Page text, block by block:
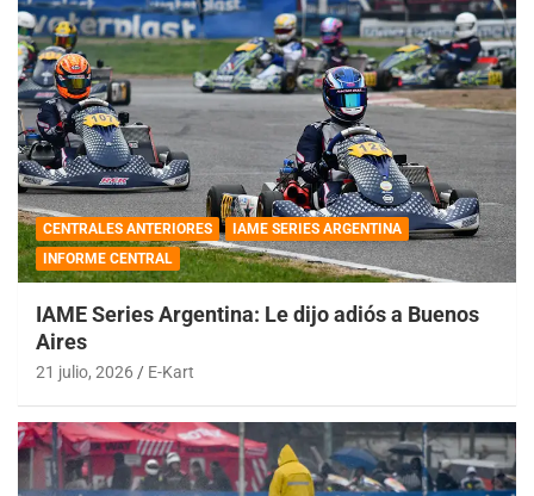
CENTRALES ANTERIORES
IAME SERIES ARGENTINA
INFORME CENTRAL
IAME Series Argentina: Le dijo adiós a Buenos
Aires
21 julio, 2026 E-Kart